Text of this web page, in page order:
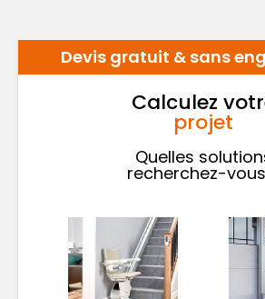
Devis gratuit & sans
Calculez
projet
Quelles
recherchez-
Quelles
solutions
recherchez-